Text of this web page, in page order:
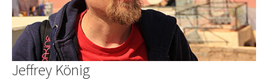
Jeffrey König